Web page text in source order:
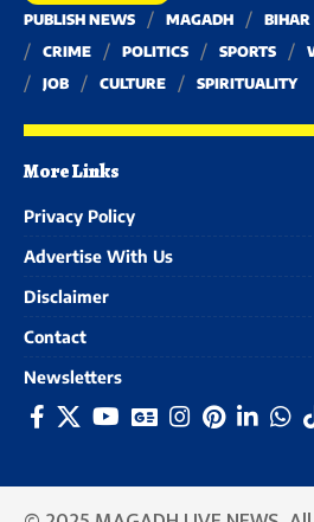
PUBLISH NEWS MAGADH BIHAR
CRIME
POLITICS SPORTS
JOB
CULTURE SPIRITUALITY
More Links
Privacy Policy
Advertise With Us
Disclaimer
Contact
Newsletters